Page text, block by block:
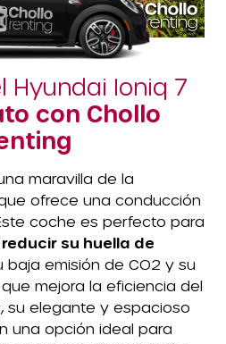
Hyundai Ioniq 7
con Chollo
maravilla de la
ofrece una conducción
coche es perfecto para
reducir su huella de
baja emisión de CO2 y su
mejora la eficiencia del
su elegante y espacioso
una opción ideal para